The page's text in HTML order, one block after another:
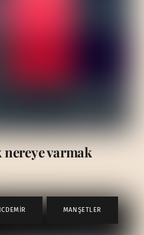
varmak
MANŞETLER